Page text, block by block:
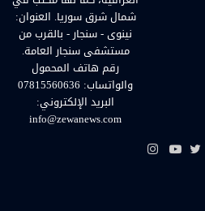
شمال شرق سوريا. العنوان:
نينوى - سنجار - بالقرب من
مستشفى سنجار العامة.
رقم هاتف المحمول
والواتساب: 07815560636
البريد الإلكتروني:
info@zewanews.com